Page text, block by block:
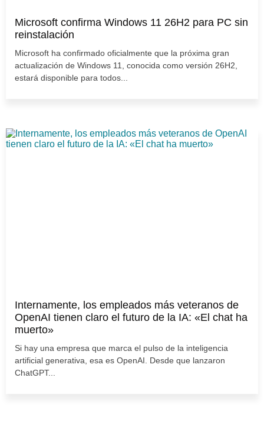
Microsoft confirma Windows 11 26H2 para PC sin
reinstalación
Microsoft ha confirmado oficialmente que la próxima gran
actualización de Windows 11, conocida como versión 26H2,
estará disponible para todos...
Internamente, los empleados más veteranos de
OpenAI tienen claro el futuro de la IA: «El chat ha
muerto»
Si hay una empresa que marca el pulso de la inteligencia
artificial generativa, esa es OpenAI. Desde que lanzaron
ChatGPT...